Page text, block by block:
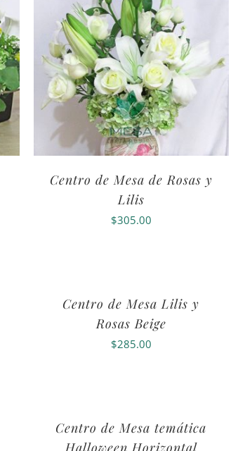
Centro de Mesa de Rosas y
Lilis
$305.00
Centro de Mesa Lilis y
Rosas Beige
$285.00
Centro de Mesa temática
Halloween Horizontal